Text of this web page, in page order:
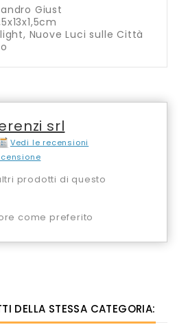
Giust
Nuove Luci sulle Città
srl
Vedi le recensioni
prodotti di questo
come preferito
DELLA STESSA CATEGORIA: